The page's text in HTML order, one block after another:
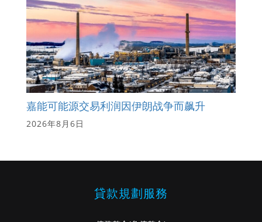
嘉能可能源交易利润因伊朗战争而飙升
2026年8月6日
貸款規劃服務